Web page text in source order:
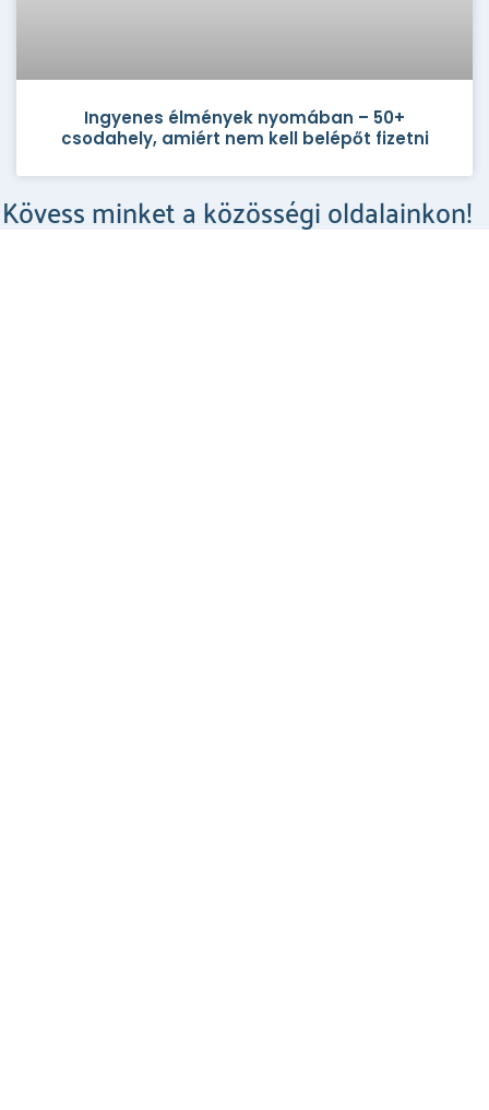
Ingyenes élmények nyomában – 50+
csodahely, amiért nem kell belépőt fizetni
Kövess minket a közösségi oldalainkon!